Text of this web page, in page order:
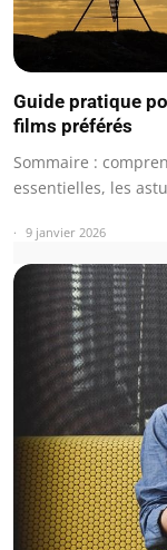
Guide pratique
films préférés
Sommaire :
essentielles, les
9 janvier 2026